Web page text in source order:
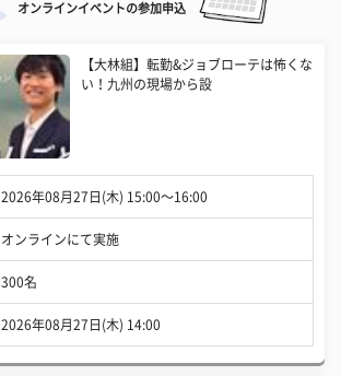
オンラインイベントの参加申込
【大林組】転勤&ジョブローテは怖くな
い！九州の現場から設
2026年08月27日(木) 15:00〜16:00
オンラインにて実施
300名
2026年08月27日(木) 14:00